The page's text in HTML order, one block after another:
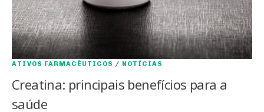
ATIVOS FARMACÊUTICOS / NOTÍCIAS
Creatina: principais benefícios para a
saúde